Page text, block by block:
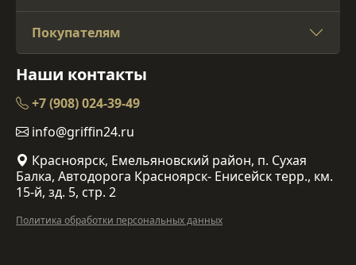
Покупателям
Наши контакты
+7 (908) 024-39-49
info@griffin24.ru
Красноярск, Емельяновский район, п. Сухая
Балка, Автодорога Красноярск- Енисейск терр., км.
15-й, зд. 5, стр. 2
Политика обработки персональных данных